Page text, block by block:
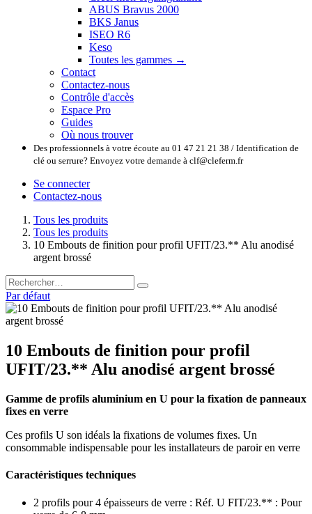
ABUS Bravus 2000
BKS Janus
ISEO R6
Keso
Toutes les gammes →
Contact
Contactez-nous
Contrôle d'accès
Espace Pro
Guides
Où nous trouver
Des professionnels à votre écoute au 01 47 21 21 38 / Identification de
clé ou serrure? Envoyez votre demande à clf@cleferm.fr
Se connecter
Contactez-nous
Tous les produits
Tous les produits
10 Embouts de finition pour profil UFIT/23.** Alu anodisé
argent brossé
Par défaut
10 Embouts de finition pour profil
UFIT/23.** Alu anodisé argent brossé
Gamme de profils aluminium en U pour la fixation de panneaux
fixes en verre
Ces profils U son idéals la fixations de volumes fixes. Un
consommable indispensable pour les installateurs de paroir en verre
Caractéristiques techniques
2 profils pour 4 épaisseurs de verre : Réf. U FIT/23.** : Pour